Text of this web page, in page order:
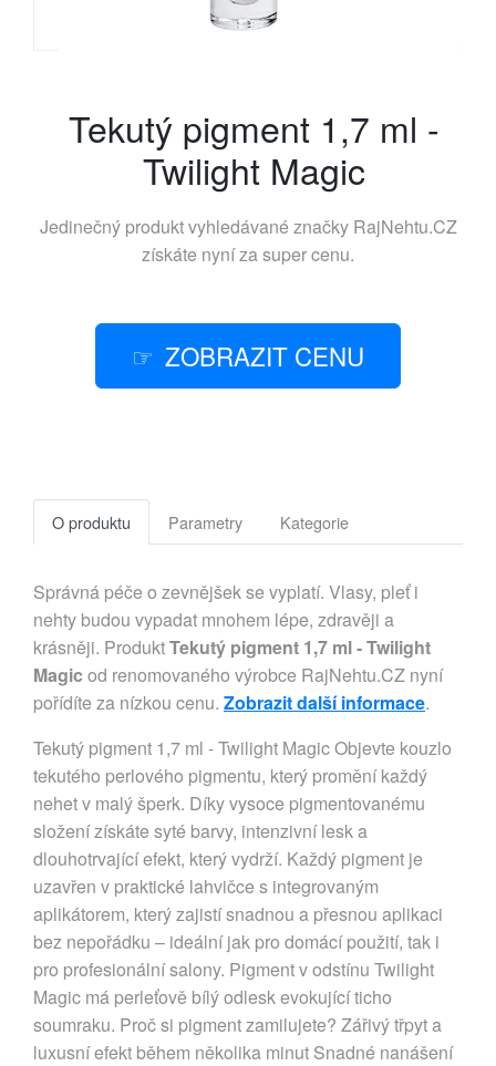
Tekutý pigment 1,7 ml -
Twilight Magic
Jedinečný produkt vyhledávané značky RajNehtu.CZ
získáte nyní za super cenu.
ZOBRAZIT CENU
O produktu Parametry Kategorie
Správná péče o zevnějšek se vyplatí. Vlasy, pleť i
nehty budou vypadat mnohem lépe, zdravěji a
krásněji. ProduktTekutý pigment 1,7 ml - Twilight
Magic od renomovaného výrobce RajNehtu.CZ nyní
pořídíte za nízkou cenu. Zobrazit další informace.
Tekutý pigment 1,7 ml - Twilight Magic Objevte kouzlo
tekutého perlového pigmentu, který promění každý
nehet v malý šperk. Díky vysoce pigmentovanému
složení získáte syté barvy, intenzivní lesk a
dlouhotrvající efekt, který vydrží. Každý pigment je
uzavřen v praktické lahvičce s integrovaným
aplikátorem, který zajistí snadnou a přesnou aplikaci
bez nepořádku – ideální jak pro domácí použití, tak i
pro profesionální salony. Pigment v odstínu Twilight
Magic má perleťově bílý odlesk evokující ticho
soumraku. Proč si pigment zamilujete? Zářivý třpyt a
luxusní efekt během několika minut Snadné nanášení